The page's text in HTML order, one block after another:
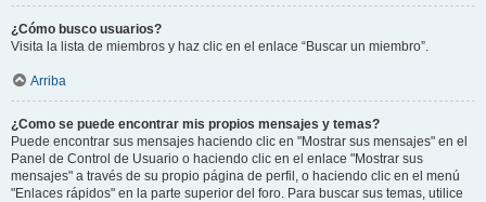
¿Cómo busco usuarios?
Visita la lista de miembros y haz clic en el enlace “Buscar un miembro”.
Arriba
¿Como se puede encontrar mis propios mensajes y temas?
Puede encontrar sus mensajes haciendo clic en "Mostrar sus mensajes" en el
Panel de Control de Usuario o haciendo clic en el enlace "Mostrar sus
mensajes" a través de su propio página de perfil, o haciendo clic en el menú
"Enlaces rápidos" en la parte superior del foro. Para buscar sus temas, utilice